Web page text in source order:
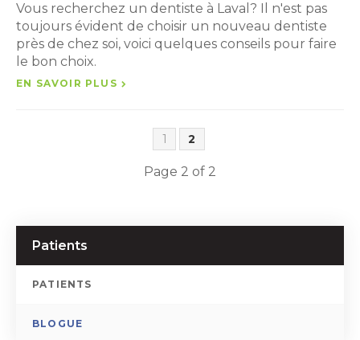
Vous recherchez un dentiste à Laval? Il n'est pas
toujours évident de choisir un nouveau dentiste
près de chez soi, voici quelques conseils pour faire
le bon choix.
EN SAVOIR PLUS
1 2
Page 2 of 2
Patients
PATIENTS
BLOGUE